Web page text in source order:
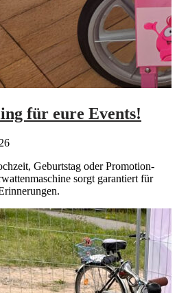
für eure Events!
Geburtstag oder Promotion-
sorgt garantiert für